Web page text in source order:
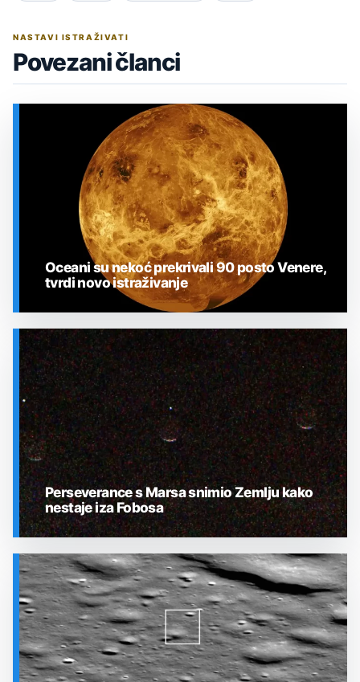
NASTAVI ISTRAŽIVATI
Povezani članci
SVEMIR
Oceani su nekoć prekrivali 90 posto Venere,
tvrdi novo istraživanje
SVEMIR
Perseverance s Marsa snimio Zemlju kako
nestaje iza Fobosa